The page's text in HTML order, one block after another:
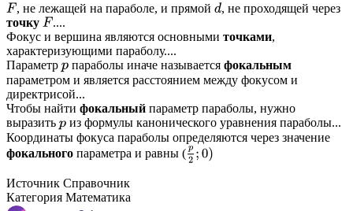
F , не лежащей на параболе, и прямой d, не проходящей через
точку F ....
Фокус и вершина являются основными точками,
характеризующими параболу....
Параметр pпараболы иначе называется фокальным
параметром и является расстоянием между фокусом и
директрисой...
Чтобы найти фокальный параметр параболы, нужно
выразить pиз формулы канонического уравнения параболы...
Координаты фокуса параболы определяются через значение
фокального параметра и равны (p2 0)
Источник Справочник
Категория Математика